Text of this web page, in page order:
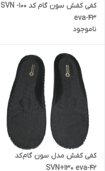
کفی کفش سون گام کد SVN -100
eva-43
ناموجود
کفی کفش مدل سون گام کد
SVN+130 eva-42